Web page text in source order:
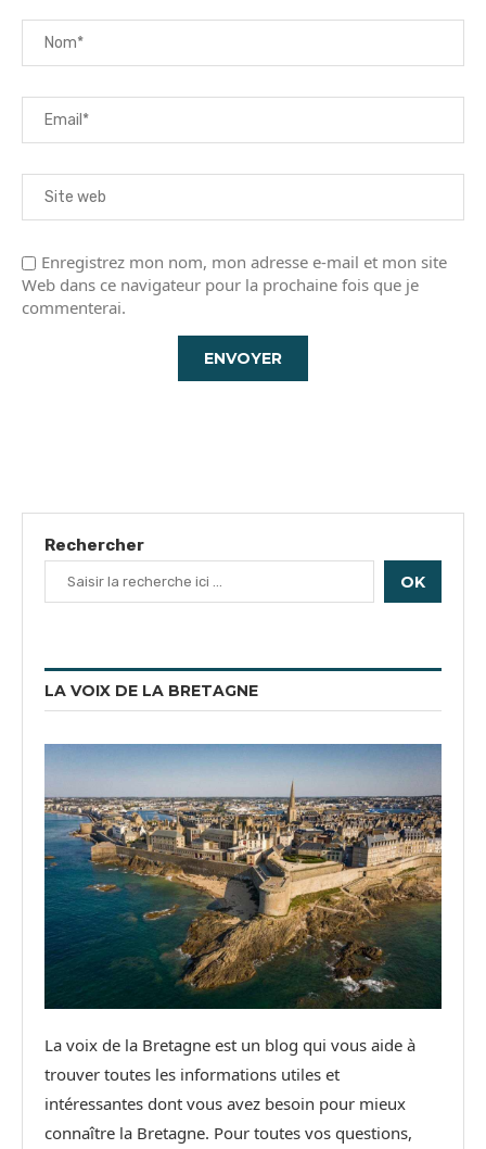
Enregistrez mon nom, mon adresse e-mail et mon site
Web dans ce navigateur pour la prochaine fois que je
commenterai.
Rechercher
OK
LA VOIX DE LA BRETAGNE
La voix de la Bretagne est un blog qui vous aide à
trouver toutes les informations utiles et
intéressantes dont vous avez besoin pour mieux
connaître la Bretagne. Pour toutes vos questions,